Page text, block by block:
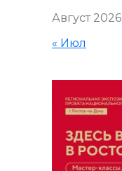
Август 2026
« Июл